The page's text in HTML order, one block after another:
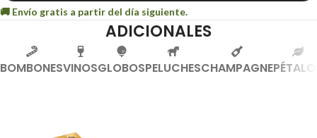
ADICIONALES
BOMBONESVINOSGLOBOSPELUCHESCHAMPAGNE